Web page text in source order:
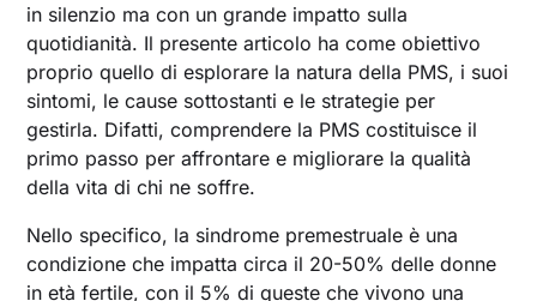
in silenzio ma con un grande impatto sulla
quotidianità. Il presente articolo ha come obiettivo
proprio quello di esplorare la natura della PMS, i suoi
sintomi, le cause sottostanti e le strategie per
gestirla. Difatti, comprendere la PMS costituisce il
primo passo per affrontare e migliorare la qualità
della vita di chi ne soffre.
Nello specifico, la sindrome premestruale è una
condizione che impatta circa il 20-50% delle donne
in età fertile, con il 5% di queste che vivono una